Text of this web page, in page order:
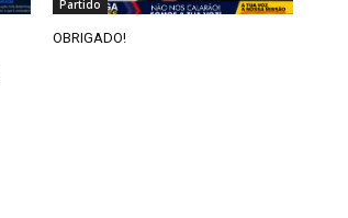
Partido
OBRIGADO!